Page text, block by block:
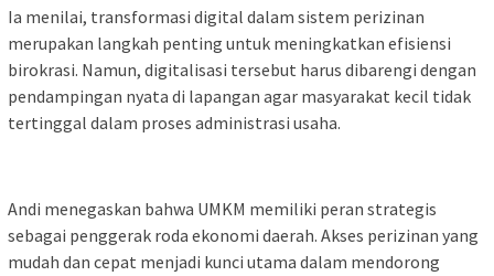
Ia menilai, transformasi digital dalam sistem perizinan
merupakan langkah penting untuk meningkatkan efisiensi
birokrasi. Namun, digitalisasi tersebut harus dibarengi dengan
pendampingan nyata di lapangan agar masyarakat kecil tidak
tertinggal dalam proses administrasi usaha.
Andi menegaskan bahwa UMKM memiliki peran strategis
sebagai penggerak roda ekonomi daerah. Akses perizinan yang
mudah dan cepat menjadi kunci utama dalam mendorong